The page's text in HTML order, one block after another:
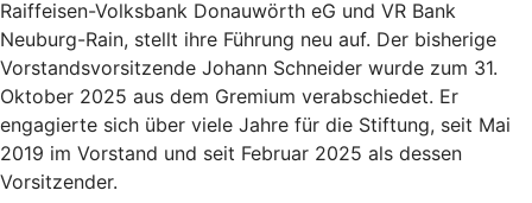
Raiffeisen-Volksbank Donauwörth eG und VR Bank
Neuburg-Rain, stellt ihre Führung neu auf. Der bisherige
Vorstandsvorsitzende Johann Schneider wurde zum 31.
Oktober 2025 aus dem Gremium verabschiedet. Er
engagierte sich über viele Jahre für die Stiftung, seit Mai
2019 im Vorstand und seit Februar 2025 als dessen
Vorsitzender.